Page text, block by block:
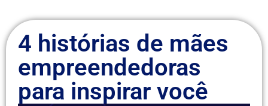
4 histórias de mães
empreendedoras
para inspirar você